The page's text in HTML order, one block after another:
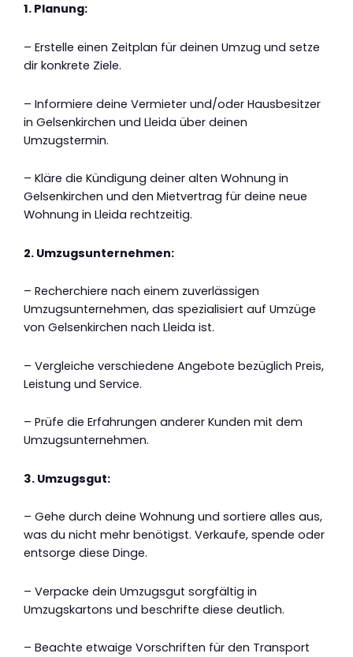
1. Planung:
– Erstelle einen Zeitplan für deinen Umzug und setze
dir konkrete Ziele.
– Informiere deine Vermieter und/oder Hausbesitzer
in Gelsenkirchen und Lleida über deinen
Umzugstermin.
– Kläre die Kündigung deiner alten Wohnung in
Gelsenkirchen und den Mietvertrag für deine neue
Wohnung in Lleida rechtzeitig.
2. Umzugsunternehmen:
– Recherchiere nach einem zuverlässigen
Umzugsunternehmen, das spezialisiert auf Umzüge
von Gelsenkirchen nach Lleida ist.
– Vergleiche verschiedene Angebote bezüglich Preis,
Leistung und Service.
– Prüfe die Erfahrungen anderer Kunden mit dem
Umzugsunternehmen.
3. Umzugsgut:
– Gehe durch deine Wohnung und sortiere alles aus,
was du nicht mehr benötigst. Verkaufe, spende oder
entsorge diese Dinge.
– Verpacke dein Umzugsgut sorgfältig in
Umzugskartons und beschrifte diese deutlich.
– Beachte etwaige Vorschriften für den Transport